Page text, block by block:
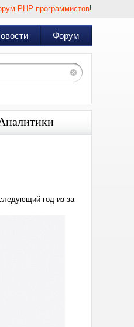
PHP программистов!
Форум
год из-за